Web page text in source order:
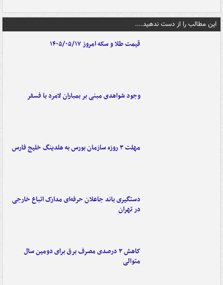
این مطالب را از دست ندهید....
قیمت طلا و سکه امروز ۱۴۰۵/۰۵/۱۷
وجود شواهدی مبنی بر بمباران لامرد با فسفر
مهلت ۳ روزه سازمان بورس به هلدینگ خلیج فارس
دستگیری باند جاعلان حرفه‌ای مدارک اتباع خارجی
در تهران
کاهش ۳ درصدی مصرف برق برای دومین سال
متوالی